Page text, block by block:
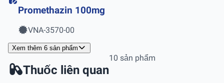
Promethazin 100mg
VNA-3570-00
Xem thêm 6 sản phẩm
Thuốc liên quan
10 sản phẩm